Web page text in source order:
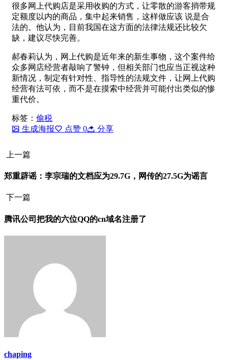
很多网上代购店是采用收购的方式，让零散的游客捎带规
定额度以内的商品，集中起来销售，这样做应该 说是合
法的。他认为，目前我国在这方面的法律法规还比较欠
缺，建议尽快完善。
郝春莉认为，网上代购是近年来的新生事物，这个案件给
众多网店经营者敲响了警钟，但相关部门也应当正视这种
新情况，制定有针对性、指导性的法规文件，让网上代购
经营有法可依，而不是在摸索中经营并可能付出类似的惨
重代价。
标签： 偷税
生成海报
点赞 0 分享
上一篇
郑重辟谣：李宗瑞的文档应为29.7G，网传的27.5G为谣言
下一篇
腾讯公司把我的六位QQ的cn域名注册了
chaping